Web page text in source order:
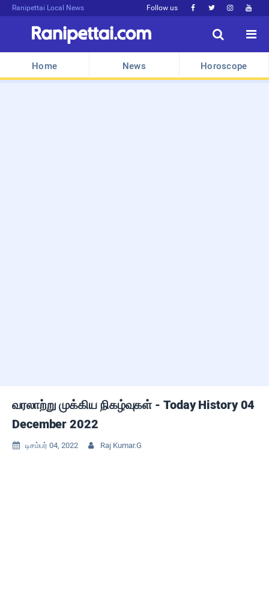
Ranipettai Local News Follow us    


Home News Horoscope
வரலாற்று முக்கிய நிகழ்வுகள் - Today History 04
December 2022
 டிசம்பர் 04, 2022  Raj Kumar.G